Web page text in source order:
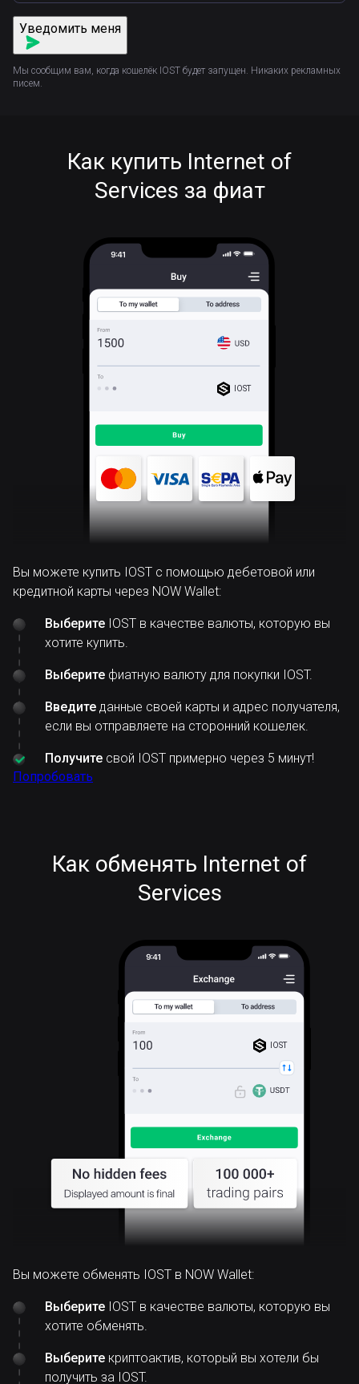
Уведомить меня
Мы сообщим вам, когда кошелёк IOST будет запущен. Никаких рекламных
писем.
Как купить Internet of
Services за фиат
IOST
Вы можете купить IOST с помощью дебетовой или
кредитной карты через NOW Wallet:
Выберите IOST в качестве валюты, которую вы
хотите купить.
Выберите фиатную валюту для покупки IOST.
Введите данные своей карты и адрес получателя,
если вы отправляете на сторонний кошелек.
Получите свой IOST примерно через 5 минут!
Попробовать
Как обменять Internet of
Services
IOST
Вы можете обменять IOST в NOW Wallet:
Выберите IOST в качестве валюты, которую вы
хотите обменять.
Выберите криптоактив, который вы хотели бы
получить за IOST.